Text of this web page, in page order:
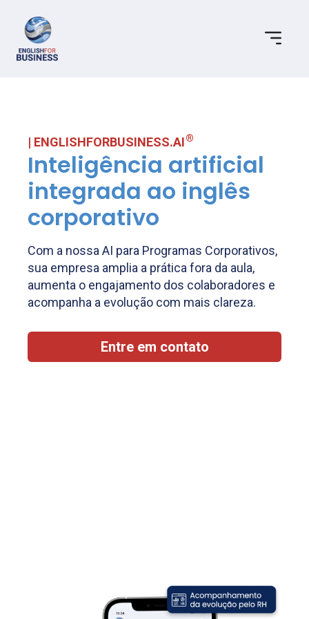
| ENGLISHFORBUSINESS.AI
Inteligência artificial
integrada ao inglês
corporativo
Com a nossa AI para Programas Corporativos,
sua empresa amplia a prática fora da aula,
aumenta o engajamento dos colaboradores e
acompanha a evolução com mais clareza.
Entre em contato